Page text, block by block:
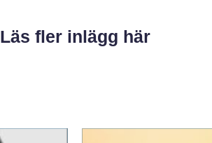
Läs fler inlägg här